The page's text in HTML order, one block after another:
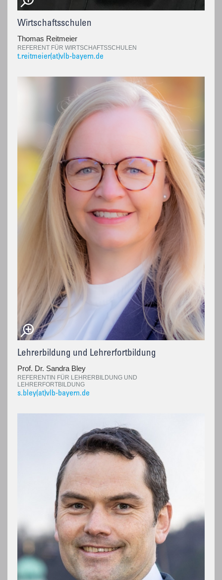
Wirtschaftsschulen
Thomas Reitmeier
REFERENT FÜR WIRTSCHAFTSSCHULEN
t.reitmeier(at)vlb-bayern.de
Lehrerbildung und Lehrerfortbildung
Prof. Dr. Sandra Bley
REFERENTIN FÜR LEHRERBILDUNG UND
LEHRERFORTBILDUNG
s.bley(at)vlb-bayern.de